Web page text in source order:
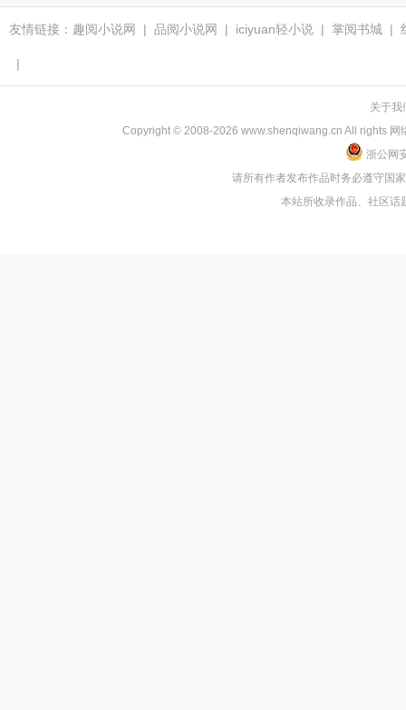
友情链接： 趣阅小说网 | 品阅小说网 | iciyuan轻小说 | 掌阅书城 |
|
关于我
Copyright © 2008-2026 www.shenqiwang.cn All rights 网
浙公网
请所有作者发布作品时务必遵守国
本站所收录作品、社区话